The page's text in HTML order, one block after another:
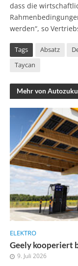
dass die
werden“, so
Tags Absatz
Taycan
Mehr von
ELEKTRO
Geely kooperiert
9. Juli 2026